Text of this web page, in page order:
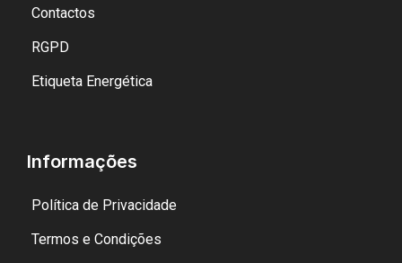
Contactos
RGPD
Etiqueta Energética
Informações
Política de Privacidade
Termos e Condições